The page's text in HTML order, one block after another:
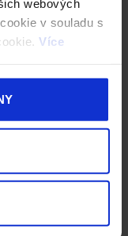
webových
v souladu s
Více